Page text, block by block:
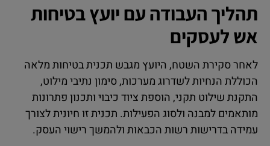
תהליך העבודה עם יועץ בטיחות
אש לעסקים
לאחר סקירת השטח, היועץ מגבש תכנית בטיחות מלאה
הכוללת הנחיות לשדרוג מערכות, סימון נתיבי מילוט,
התקנת שילוט תקני, הוספת ציוד כיבוי ותכנון פתרונות
מותאמים למבנה ולסוג הפעילות. תכנית זו חיונית לצורך
עמידה בדרישות רשות הכבאות ולהמשך רישוי העסק.